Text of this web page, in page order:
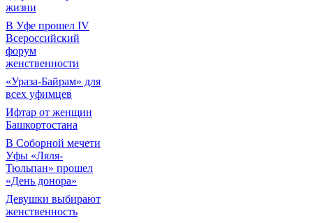
жизни
В Уфе прошел IV
Всероссийский
форум
женственности
«Ураза-Байрам» для
всех уфимцев
Ифтар от женщин
Башкортостана
В Соборной мечети
Уфы «Ляля-
Тюльпан» прошел
«День донора»
Девушки выбирают
женственность